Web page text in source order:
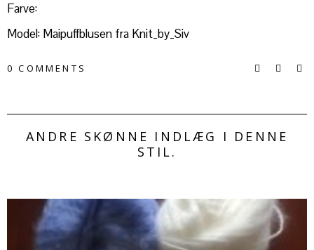
Farve:
Model: Maipuffblusen fra Knit_by_Siv
0 COMMENTS
ANDRE SKØNNE INDLÆG I DENNE
STIL.